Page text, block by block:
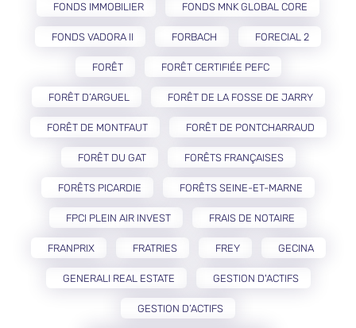
FONDS IMMOBILIER FONDS MNK GLOBAL CORE
FONDS VADORA II FORBACH FORECIAL 2
FORÊT FORÊT CERTIFIÉE PEFC
FORÊT D’ARGUEL FORÊT DE LA FOSSE DE JARRY
FORÊT DE MONTFAUT FORÊT DE PONTCHARRAUD
FORÊT DU GAT FORÊTS FRANÇAISES
FORÊTS PICARDIE FORÊTS SEINE-ET-MARNE
FPCI PLEIN AIR INVEST FRAIS DE NOTAIRE
FRANPRIX FRATRIES FREY GECINA
GENERALI REAL ESTATE GESTION D'ACTIFS
GESTION D’ACTIFS